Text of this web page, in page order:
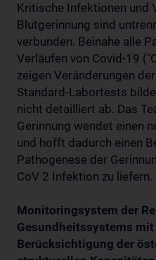
Kritische Infektionen und
Blutgerinnung sind
verbunden. Beinahe alle
Verläufen von Covid-19
zeigen Veränderungen
Standard-Labortests
nicht detailliert ab. Das
Gerinnung wendet einen
und hofft dadurch einen
Pathogenese der
CoV 2 Infektion zu liefern.
Monitoringsystem der
Gesundheitssystems
Berücksichtigung der